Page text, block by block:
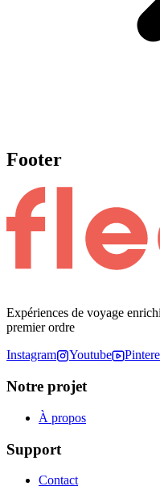
Footer
Expériences de voyage
premier ordre
Instagram
Youtube
Notre projet
À propos
Support
Contact